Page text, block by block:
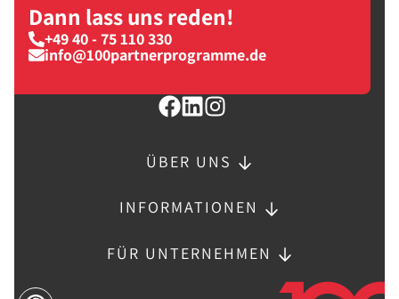
Dann lass uns reden!
+49 40 - 75 110 330
info@100partnerprogramme.de
ÜBER UNS
INFORMATIONEN
FÜR UNTERNEHMEN